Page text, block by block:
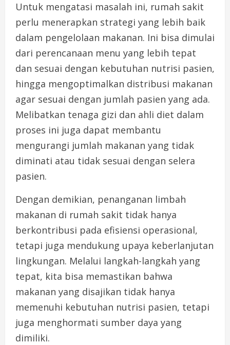
Untuk mengatasi masalah ini, rumah sakit
perlu menerapkan strategi yang lebih baik
dalam pengelolaan makanan. Ini bisa dimulai
dari perencanaan menu yang lebih tepat
dan sesuai dengan kebutuhan nutrisi pasien,
hingga mengoptimalkan distribusi makanan
agar sesuai dengan jumlah pasien yang ada.
Melibatkan tenaga gizi dan ahli diet dalam
proses ini juga dapat membantu
mengurangi jumlah makanan yang tidak
diminati atau tidak sesuai dengan selera
pasien.
Dengan demikian, penanganan limbah
makanan di rumah sakit tidak hanya
berkontribusi pada efisiensi operasional,
tetapi juga mendukung upaya keberlanjutan
lingkungan. Melalui langkah-langkah yang
tepat, kita bisa memastikan bahwa
makanan yang disajikan tidak hanya
memenuhi kebutuhan nutrisi pasien, tetapi
juga menghormati sumber daya yang
dimiliki.